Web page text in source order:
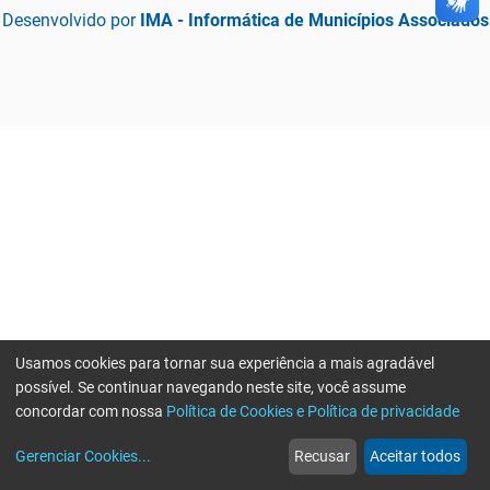
Desenvolvido por IMA - Informática de Municípios Associados
web
Notícias
more_horiz
Mais
Usamos cookies para tornar sua experiência a mais agradável
possível. Se continuar navegando neste site, você assume
concordar com nossa Política de Cookies e Política de privacidade
Gerenciar Cookies... Recusar Aceitar todos